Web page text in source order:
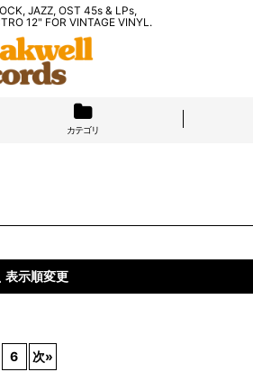
JAZZ, OST 45s & LPs,
12" FOR VINTAGE VINYL.
カテゴリ
表示順変更
6 次»